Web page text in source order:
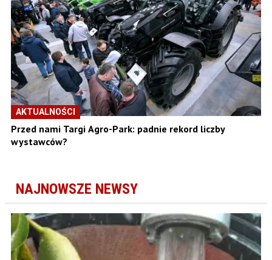
AKTUALNOŚCI
Przed nami Targi Agro-Park: padnie rekord liczby
wystawców?
NAJNOWSZE NEWSY